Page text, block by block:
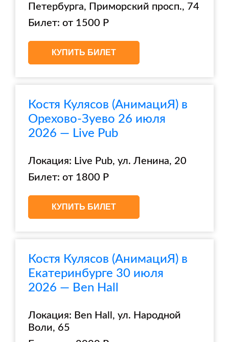
Петербурга, Приморский просп., 74
Билет: от 1500 Р
КУПИТЬ БИЛЕТ
Костя Кулясов (АнимациЯ) в
Орехово-Зуево 26 июля
2026 — Live Pub
Локация: Live Pub, ул. Ленина, 20
Билет: от 1800 Р
КУПИТЬ БИЛЕТ
Костя Кулясов (АнимациЯ) в
Екатеринбурге 30 июля
2026 — Ben Hall
Локация: Ben Hall, ул. Народной
Воли, 65